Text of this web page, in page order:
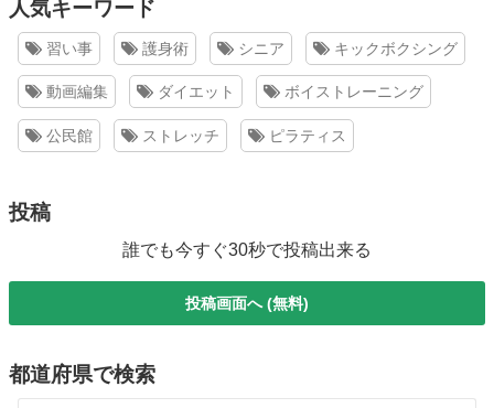
人気キーワード
習い事 護身術 シニア キックボクシング
動画編集 ダイエット ボイストレーニング
公民館 ストレッチ ピラティス
投稿
誰でも今すぐ30秒で投稿出来る
投稿画面へ (無料)
都道府県で検索